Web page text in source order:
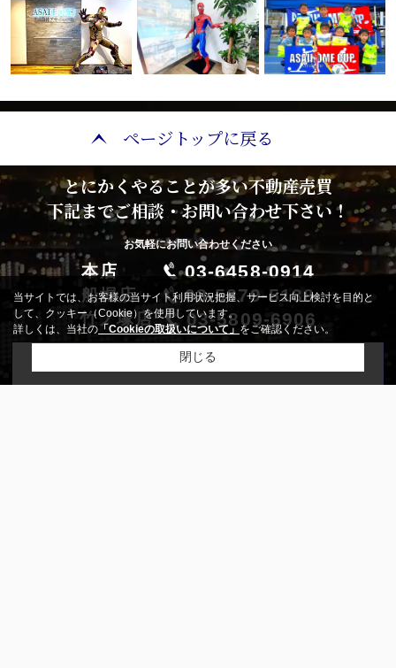
ページトップに戻る
とにかくやることが多い不動産売買
下記までご相談・お問い合わせ下さい！
当サイトでは、お客様の当サイト利用状況把握、サービス向上検討を目的と
して、クッキー（Cookie）を使用しています。
詳しくは、当社の 「Cookieの取扱いについて」 をご確認ください。
閉じる